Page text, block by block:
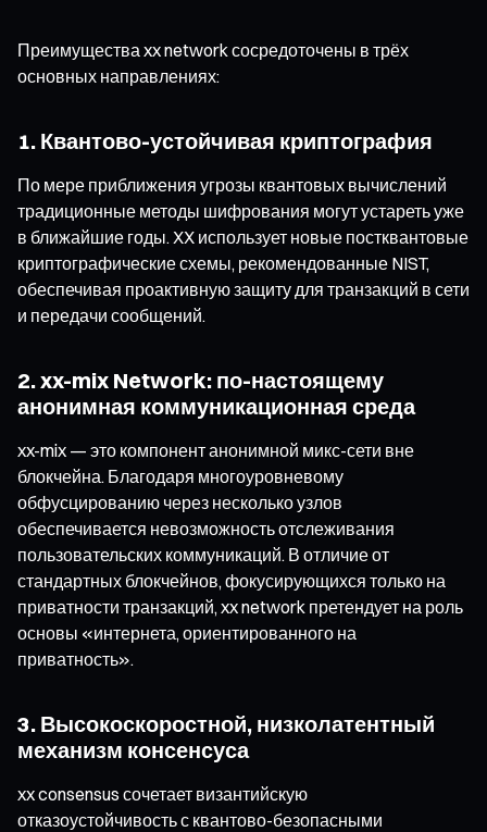
Преимущества xx network сосредоточены в трёх
основных направлениях:
1. Квантово-устойчивая криптография
По мере приближения угрозы квантовых вычислений
традиционные методы шифрования могут устареть уже
в ближайшие годы. XX использует новые постквантовые
криптографические схемы, рекомендованные NIST,
обеспечивая проактивную защиту для транзакций в сети
и передачи сообщений.
2. xx-mix Network: по-настоящему
анонимная коммуникационная среда
xx-mix — это компонент анонимной микс-сети вне
блокчейна. Благодаря многоуровневому
обфусцированию через несколько узлов
обеспечивается невозможность отслеживания
пользовательских коммуникаций. В отличие от
стандартных блокчейнов, фокусирующихся только на
приватности транзакций, xx network претендует на роль
основы «интернета, ориентированного на
приватность».
3. Высокоскоростной, низколатентный
механизм консенсуса
xx consensus сочетает византийскую
отказоустойчивость с квантово-безопасными